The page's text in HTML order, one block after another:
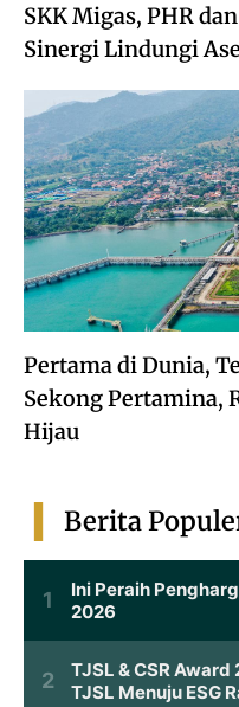
SKK Migas, PHR
Sinergi Lindungi
Pertama di Dunia,
Sekong Pertamina,
Hijau
Berita